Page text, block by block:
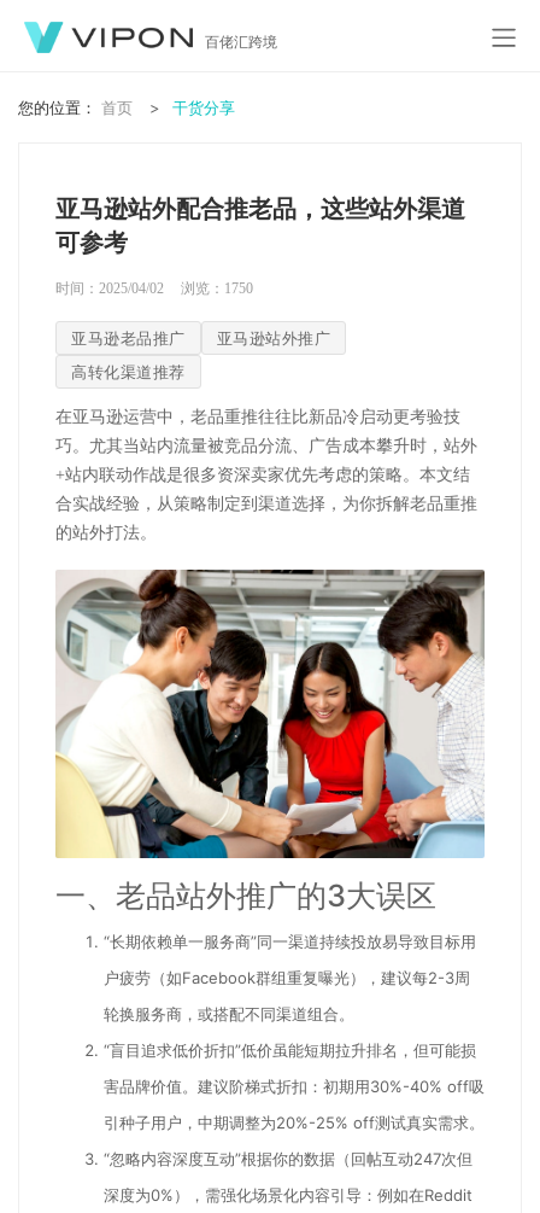
百佬汇跨境
您的位置： 首页 干货分享
亚马逊站外配合推老品，这些站外渠道
可参考
时间：2025/04/02 浏览： 1750
亚马逊老品推广
亚马逊站外推广
高转化渠道推荐
在亚马逊运营中，老品重推往往比新品冷启动更考验技
巧。尤其当站内流量被竞品分流、广告成本攀升时，站外
+站内联动作战是很多资深卖家优先考虑的策略。本文结
合实战经验，从策略制定到渠道选择，为你拆解老品重推
的站外打法。
一、老品站外推广的3大误区
“长期依赖单一服务商”同一渠道持续投放易导致目标用
户疲劳（如Facebook群组重复曝光），建议每2-3周
轮换服务商，或搭配不同渠道组合。
“盲目追求低价折扣”低价虽能短期拉升排名，但可能损
害品牌价值。建议阶梯式折扣：初期用30%-40% off吸
引种子用户，中期调整为20%-25% off测试真实需求。
“忽略内容深度互动”根据你的数据（回帖互动247次但
深度为0%），需强化场景化内容引导：例如在Reddit